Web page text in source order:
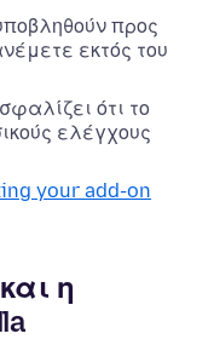
προς
εκτός του
ότι το
ελέγχους
your add-on
η